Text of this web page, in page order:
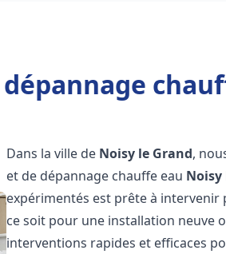
Dans la ville de Noisy le Grand,
et de dépannage chauffe eau Noisy
expérimentés est prête à
ce soit pour une installation neuve
interventions rapides et efficaces